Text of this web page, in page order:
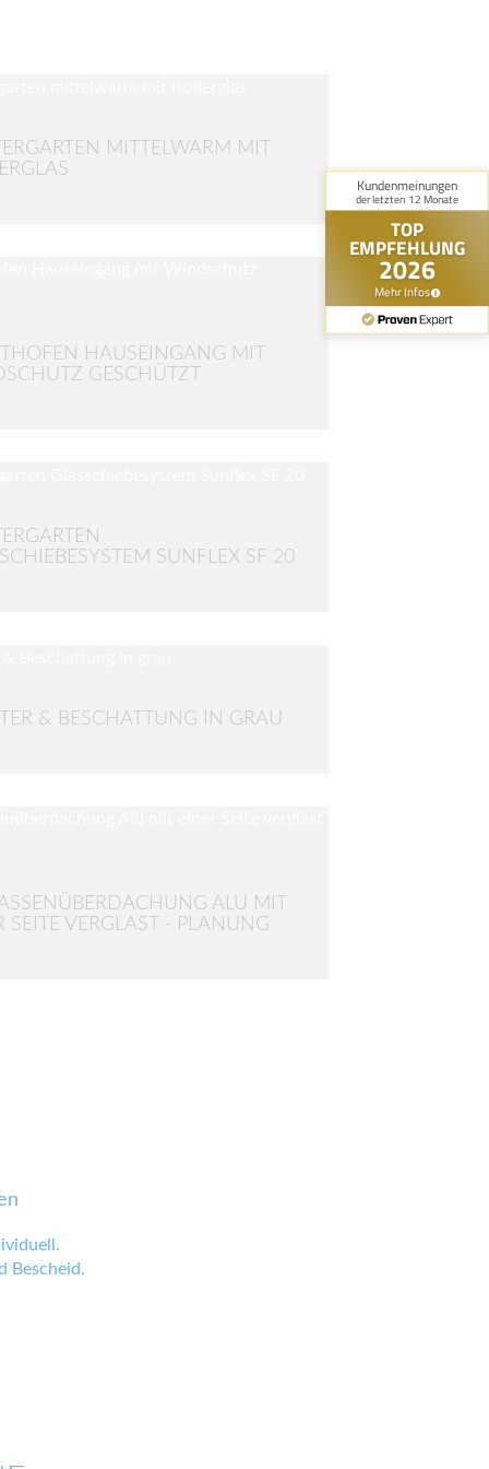
MITTELWARM MIT
HAUSEINGANG MIT
GESCHÜTZT
SUNFLEX SF 20
& BESCHATTUNG IN GRAU
ALU MIT
SEITE VERGLAST - PLANUNG
Bescheid.